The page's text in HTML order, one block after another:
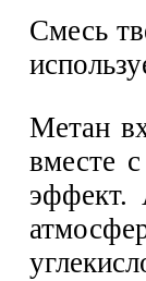
Смесь
Метан
вместе
эффект.